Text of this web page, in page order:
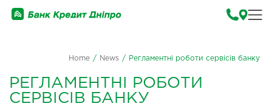
Home / News / Регламентні роботи сервісів банку
РЕГЛАМЕНТНІ РОБОТИ
СЕРВІСІВ БАНКУ